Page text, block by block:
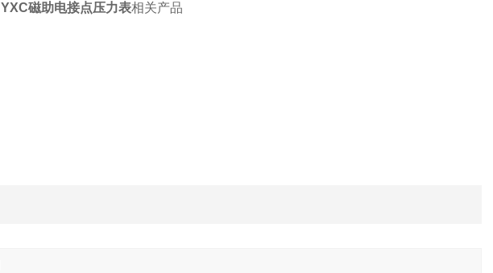
YXC磁助电接点压力表相关产品